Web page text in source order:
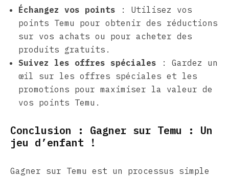
Échangez vos points : Utilisez vos
points Temu pour obtenir des réductions
sur vos achats ou pour acheter des
produits gratuits.
Suivez les offres spéciales : Gardez un
œil sur les offres spéciales et les
promotions pour maximiser la valeur de
vos points Temu.
Conclusion : Gagner sur Temu : Un
jeu d’enfant !
Gagner sur Temu est un processus simple